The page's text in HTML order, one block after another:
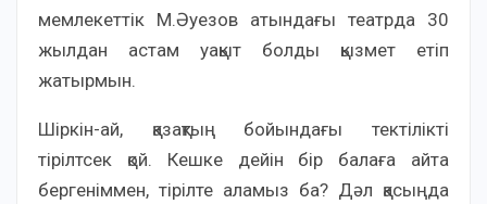
мемлекеттік М.Әуезов атындағы театрда 30
жылдан астам уақыт болды қызмет етіп
жатырмын.
Шіркін-ай, қазақтың бойындағы тектілікті
тірілтсек қой. Кешке дейін бір балаға айта
бергеніммен, тірілте аламыз ба? Дәл қасыңда